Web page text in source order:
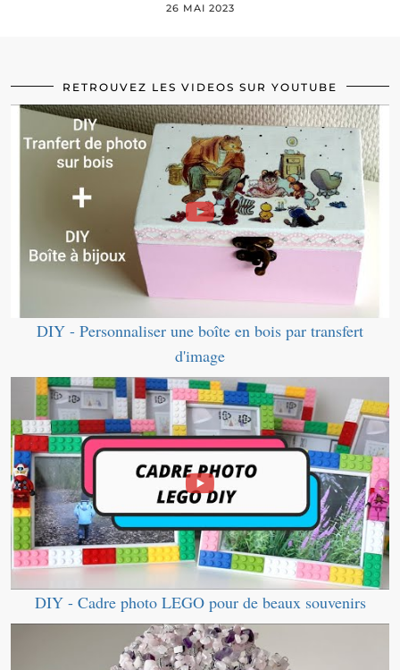
26 MAI 2023
RETROUVEZ LES VIDEOS SUR YOUTUBE
DIY - Personnaliser une boîte en bois par transfert
d'image
DIY - Cadre photo LEGO pour de beaux souvenirs